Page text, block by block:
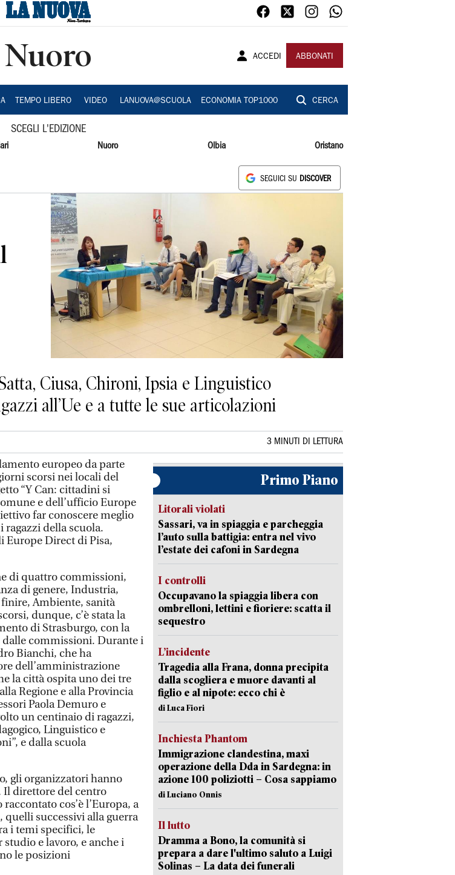
Nuoro ACCEDI ABBONATI
TEMPO LIBERO VIDEO LANUOVA@SCUOLA ECONOMIA TOP1000 CERCA
SCEGLI L'EDIZIONE
Nuoro Olbia Oristano
SEGUICI SU DISCOVER
Ciusa, Chironi, Ipsia e Linguistico
all’Ue e a tutte le sue articolazioni
3 MINUTI DI LETTURA
europeo da parte
scorsi nei locali del
“Y Can: cittadini si
e dell’ufficio Europe
far conoscere meglio
ragazzi della scuola.
Europe Direct di Pisa,
di quattro commissioni,
di genere, Industria,
Ambiente, sanità
dunque, c’è stata la
di Strasburgo, con la
commissioni. Durante i
Bianchi, che ha
dell’amministrazione
la città ospita uno dei tre
Regione e alla Provincia
Paola Demuro e
un centinaio di ragazzi,
Linguistico e
e dalla scuola
gli organizzatori hanno
Il direttore del centro
cos’è l’Europa, a
successivi alla guerra
i temi specifici, le
e lavoro, e anche i
le posizioni
Primo Piano
Litorali violati
Sassari, va in spiaggia e parcheggia
l’auto sulla battigia: entra nel vivo
l’estate dei cafoni in Sardegna
I controlli
Occupavano la spiaggia libera con
ombrelloni, lettini e fioriere: scatta il
sequestro
L’incidente
Tragedia alla Frana, donna precipita
dalla scogliera e muore davanti al
figlio e al nipote: ecco chi è
di Luca Fiori
Inchiesta Phantom
Immigrazione clandestina, maxi
operazione della Dda in Sardegna: in
azione 100 poliziotti – Cosa sappiamo
di Luciano Onnis
Il lutto
Dramma a Bono, la comunità si
prepara a dare l'ultimo saluto a Luigi
Solinas – La data dei funerali